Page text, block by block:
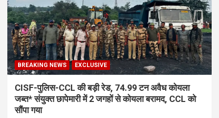
BREAKING NEWS EXCLUSIVE
CISF-पुलिस-CCL की बड़ी रेड, 74.99 टन अवैध कोयला
जब्त* संयुक्त छापेमारी में 2 जगहों से कोयला बरामद, CCL को
सौंपा गया